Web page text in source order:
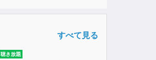
すべて見る
聴き放題